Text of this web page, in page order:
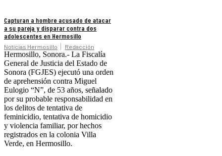
Capturan a hombre acusado de atacar
a su pareja y disparar contra dos
adolescentes en Hermosillo
Noticias Hermosillo Redacción
Hermosillo, Sonora.- La Fiscalía
General de Justicia del Estado de
Sonora (FGJES) ejecutó una orden
de aprehensión contra Miguel
Eulogio “N”, de 53 años, señalado
por su probable responsabilidad en
los delitos de tentativa de
feminicidio, tentativa de homicidio
y violencia familiar, por hechos
registrados en la colonia Villa
Verde, en Hermosillo.